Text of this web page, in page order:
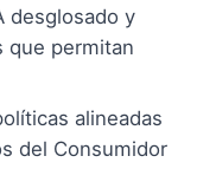
desglosado y
que permitan
alineadas
del Consumidor